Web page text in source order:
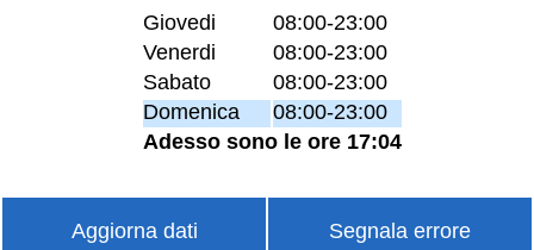
Giovedi
08:00-23:00
Venerdi
08:00-23:00
Sabato
08:00-23:00
Domenica
08:00-23:00
Adesso sono le ore 17:04
Aggiorna dati Segnala errore